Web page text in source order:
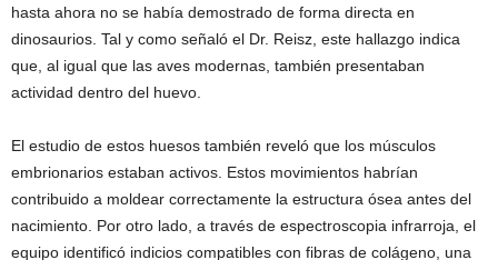
hasta ahora no se había demostrado de forma directa en
dinosaurios. Tal y como señaló el Dr. Reisz, este hallazgo indica
que, al igual que las aves modernas, también presentaban
actividad dentro del huevo.
El estudio de estos huesos también reveló que los músculos
embrionarios estaban activos. Estos movimientos habrían
contribuido a moldear correctamente la estructura ósea antes del
nacimiento. Por otro lado, a través de espectroscopia infrarroja, el
equipo identificó indicios compatibles con fibras de colágeno, una